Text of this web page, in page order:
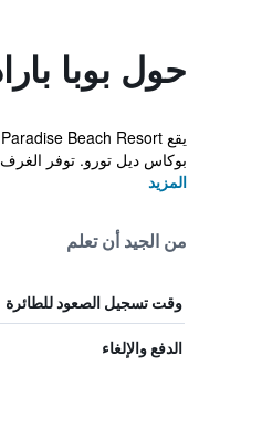
حول بوبا
بوكاس ديل تورو. توفر الغرف
المزيد
من الجيد أن تعلم
وقت تسجيل الصعود للطائرة
الدفع والإلغاء